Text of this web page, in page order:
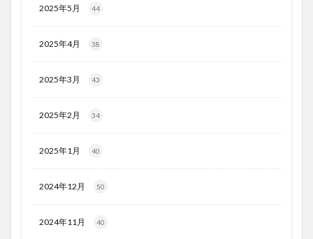
2025年5月 44
2025年4月 38
2025年3月 43
2025年2月 34
2025年1月 40
2024年12月 50
2024年11月 40